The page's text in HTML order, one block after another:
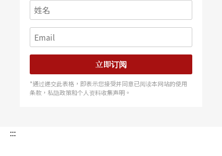
也不见得轻松，必须真正能当报告者的「诤友」或
扮演评审角色，因此要从客观的角度完整语气、用
字遣词和节奏的一致性。
简报或是所有的行政事务进行时就似一个制作规
格，虽然发想创意很重要，但要能执行、练功、调
立即订阅
*通过递交此表格，即表示您接受并同意已阅读本网站的使用
条款，私隐政策和个人资料收集声明。
:::